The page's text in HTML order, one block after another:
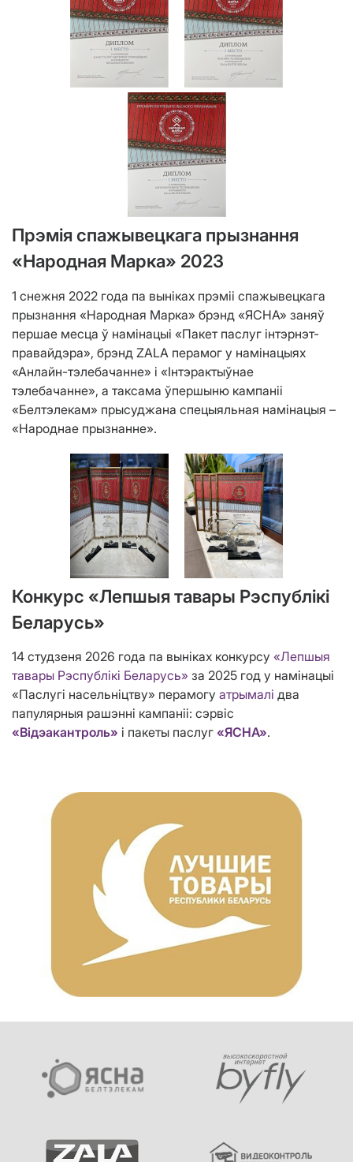
Прэмія спажывецкага прызнання
«Народная Марка» 2023
1 снежня 2022 года па выніках прэміі спажывецкага
прызнання «Народная Марка» брэнд «ЯСНА» заняў
першае месца ў намінацыі «Пакет паслуг інтэрнэт-
правайдэра», брэнд ZALA перамог у намінацыях
«Анлайн-тэлебачанне» і «Інтэрактыўнае
тэлебачанне», а таксама ўпершыню кампаніі
«Белтэлекам» прысуджана спецыяльная намінацыя –
«Народнае прызнанне».
Конкурс «Лепшыя тавары Рэспублікі
Беларусь»
14 студзеня 2026 года па выніках конкурсу «Лепшыя
тавары Рэспублікі Беларусь» за 2025 год у намінацыі
«Паслугі насельніцтву» перамогу атрымалі два
папулярныя рашэнні кампаніі: сэрвіс
«Відэакантроль» і пакеты паслуг «ЯСНА».